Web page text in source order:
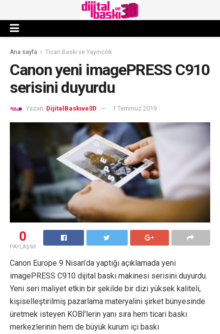
Ana sayfa Ticari Baskı ve Yayıncılık
Canon yeni imagePRESS C910
serisini duyurdu
Yazan: DijitalBaskıve3D 1 Temmuz 2019
0
PAYLAŞIM
Canon Europe 9 Nisan’da yaptığı açıklamada yeni
imagePRESS C910 dijital baskı makinesi serisini duyurdu.
Yeni seri maliyet etkin bir şekilde bir dizi yüksek kaliteli,
kişiselleştirilmiş pazarlama materyalini şirket bünyesinde
üretmek isteyen KOBİ’lerin yanı sıra hem ticari baskı
merkezlerinin hem de büyük kurum içi baskı